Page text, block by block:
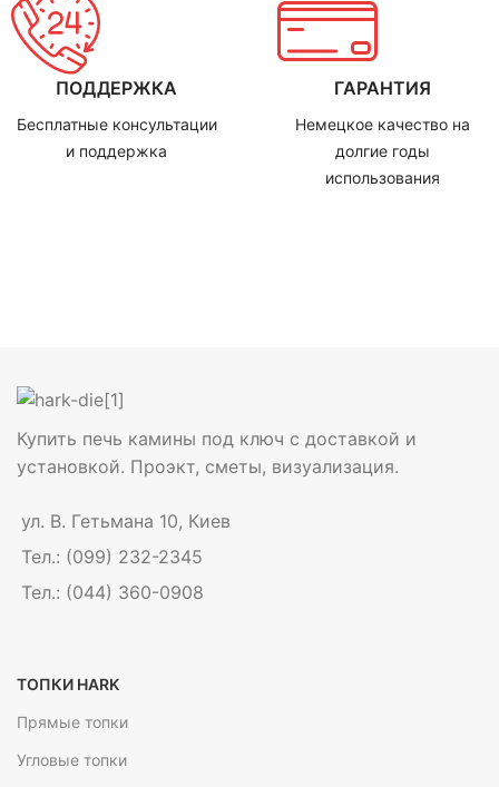
ПОДДЕРЖКА
Бесплатные консультации
и поддержка
ГАРАНТИЯ
Немецкое качество на
долгие годы
использования
Купить печь камины под ключ с доставкой и
установкой. Проэкт, сметы, визуализация.
ул. В. Гетьмана 10, Киев
Тел.: (099) 232-2345
Тел.: (044) 360-0908
ТОПКИ HARK
Прямые топки
Угловые топки